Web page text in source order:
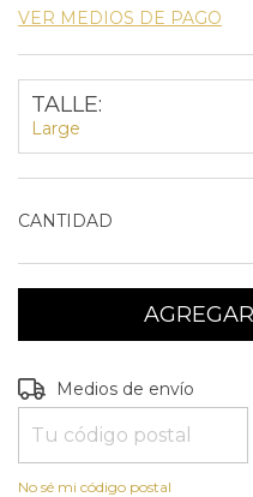
VER MEDIOS DE PAGO
TALLE:
Large
CANTIDAD
Entregas para el CP:
Medios de envío
No sé mi código postal